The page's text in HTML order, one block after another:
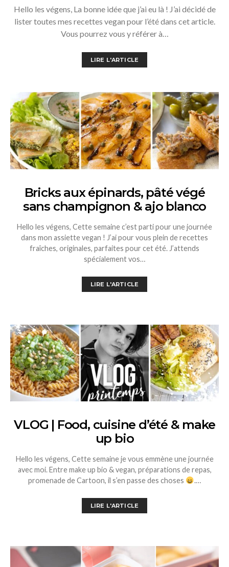
Hello les végens, La bonne idée que j’ai eu là ! J’ai décidé de
lister toutes mes recettes vegan pour l’été dans cet article.
Vous pourrez vous y référer à…
LIRE L'ARTICLE
Bricks aux épinards, pâté végé
sans champignon & ajo blanco
Hello les végens, Cette semaine c’est parti pour une journée
dans mon assiette vegan ! J’ai pour vous plein de recettes
fraîches, originales, parfaites pour cet été. J’attends
spécialement vos…
LIRE L'ARTICLE
VLOG | Food, cuisine d’été & make
up bio
Hello les végens, Cette semaine je vous emmène une journée
avec moi. Entre make up bio & vegan, préparations de repas,
promenade de Cartoon, il s’en passe des choses
.…
LIRE L'ARTICLE